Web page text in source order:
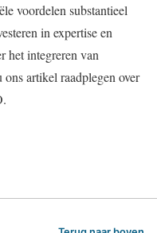
voordelen substantieel
in expertise en
het integreren van
artikel raadplegen over